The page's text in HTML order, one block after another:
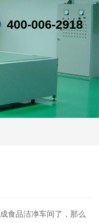
400-006-2918
食品洁净车间了，那么